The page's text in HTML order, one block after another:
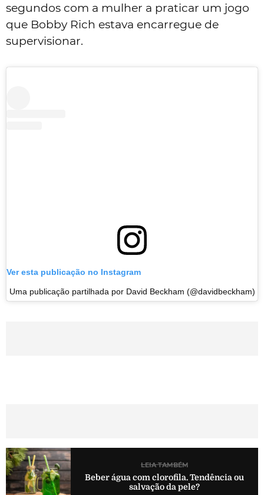
segundos com a mulher a praticar um jogo
que Bobby Rich estava encarregue de
supervisionar.
Ver esta publicação no Instagram
Uma publicação partilhada por David Beckham (@davidbeckham)
LEIA TAMBÉM
Beber água com clorofila. Tendência ou
salvação da pele?